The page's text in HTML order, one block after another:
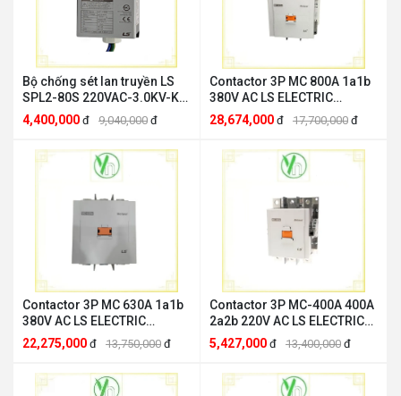
Bộ chống sét lan truyền LS
SPL2-80S 220VAC-3.0KV-KA
2W+G LS ELECTRIC SPL2-
80S
4,400,000 đ 9,040,000 đ
Contactor 3P MC 800A 1a1b
380V AC LS ELECTRIC
MC800A3P380V
28,674,000 đ 17,700,000 đ
Contactor 3P MC 630A 1a1b
380V AC LS ELECTRIC
MC630A3P380V
22,275,000 đ 13,750,000 đ
Contactor 3P MC-400A 400A
2a2b 220V AC LS ELECTRIC
MC400A3P220V
5,427,000 đ 13,400,000 đ